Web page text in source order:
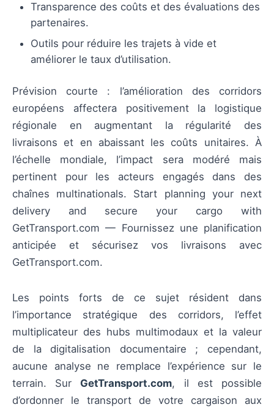
Transparence des coûts et des évaluations des
partenaires.
Outils pour réduire les trajets à vide et
améliorer le taux d’utilisation.
Prévision courte : l’amélioration des corridors
européens affectera positivement la logistique
régionale en augmentant la régularité des
livraisons et en abaissant les coûts unitaires. À
l’échelle mondiale, l’impact sera modéré mais
pertinent pour les acteurs engagés dans des
chaînes multinationals. Start planning your next
delivery and secure your cargo with
GetTransport.com — Fournissez une planification
anticipée et sécurisez vos livraisons avec
GetTransport.com.
Les points forts de ce sujet résident dans
l’importance stratégique des corridors, l’effet
multiplicateur des hubs multimodaux et la valeur
de la digitalisation documentaire ; cependant,
aucune analyse ne remplace l’expérience sur le
terrain. Sur GetTransport.com, il est possible
d’ordonner le transport de votre cargaison aux